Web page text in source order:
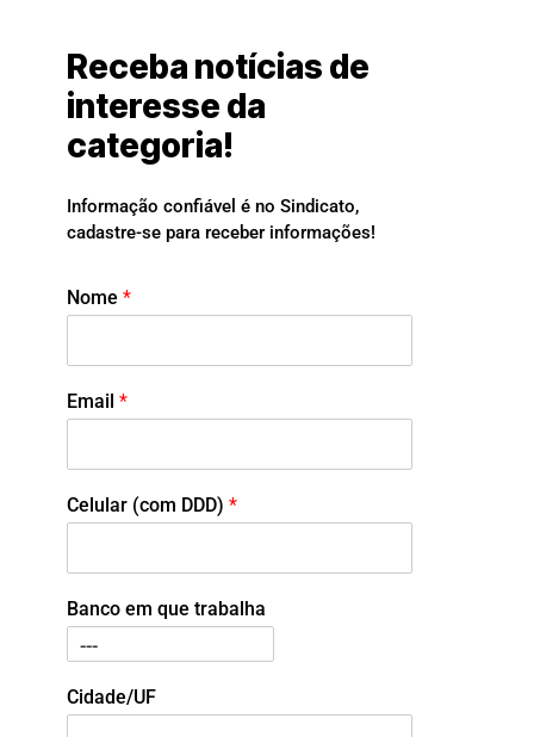
Receba notícias de
interesse da
categoria!
Informação confiável é no Sindicato,
cadastre-se para receber informações!
Nome *
Email *
Celular (com DDD) *
Banco em que trabalha
Cidade/UF